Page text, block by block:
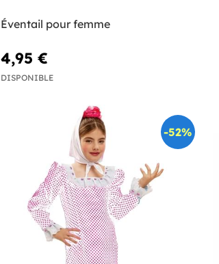
Éventail pour femme
4,95 €
DISPONIBLE
-52%